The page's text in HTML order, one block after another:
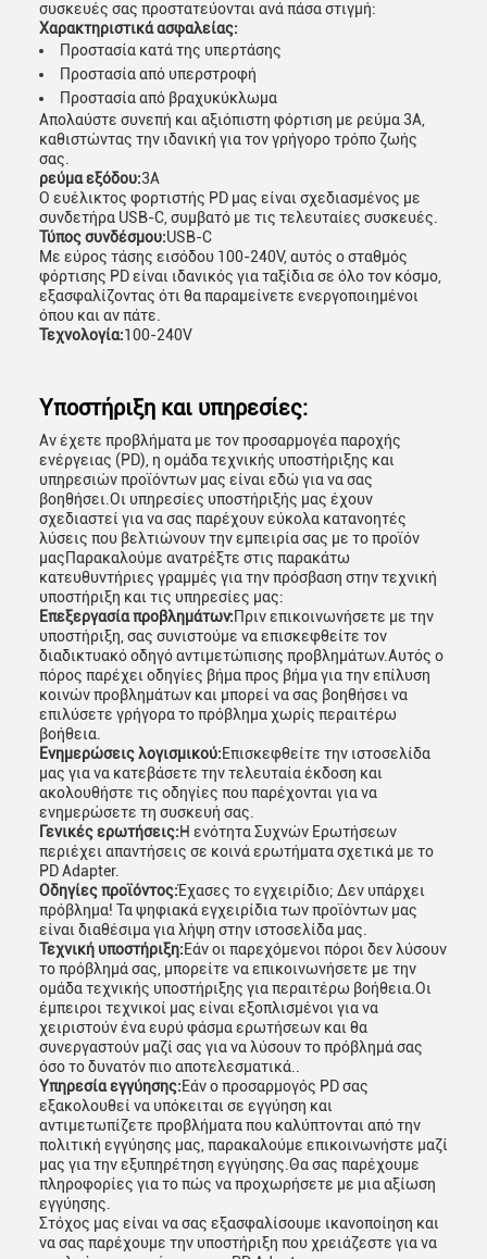
συσκευές σας προστατεύονται ανά πάσα στιγμή:
Χαρακτηριστικά ασφαλείας:
Προστασία κατά της υπερτάσης
Προστασία από υπερστροφή
Προστασία από βραχυκύκλωμα
Απολαύστε συνεπή και αξιόπιστη φόρτιση με ρεύμα 3A,
καθιστώντας την ιδανική για τον γρήγορο τρόπο ζωής
σας.
ρεύμα εξόδου:3Α
Ο ευέλικτος φορτιστής PD μας είναι σχεδιασμένος με
συνδετήρα USB-C, συμβατό με τις τελευταίες συσκευές.
Τύπος συνδέσμου:USB-C
Με εύρος τάσης εισόδου 100-240V, αυτός ο σταθμός
φόρτισης PD είναι ιδανικός για ταξίδια σε όλο τον κόσμο,
εξασφαλίζοντας ότι θα παραμείνετε ενεργοποιημένοι
όπου και αν πάτε.
Τεχνολογία:100-240V
Υποστήριξη και υπηρεσίες:
Αν έχετε προβλήματα με τον προσαρμογέα παροχής
ενέργειας (PD), η ομάδα τεχνικής υποστήριξης και
υπηρεσιών προϊόντων μας είναι εδώ για να σας
βοηθήσει.Οι υπηρεσίες υποστήριξής μας έχουν
σχεδιαστεί για να σας παρέχουν εύκολα κατανοητές
λύσεις που βελτιώνουν την εμπειρία σας με το προϊόν
μαςΠαρακαλούμε ανατρέξτε στις παρακάτω
κατευθυντήριες γραμμές για την πρόσβαση στην τεχνική
υποστήριξη και τις υπηρεσίες μας:
Επεξεργασία προβλημάτων:Πριν επικοινωνήσετε με την
υποστήριξη, σας συνιστούμε να επισκεφθείτε τον
διαδικτυακό οδηγό αντιμετώπισης προβλημάτων.Αυτός ο
πόρος παρέχει οδηγίες βήμα προς βήμα για την επίλυση
κοινών προβλημάτων και μπορεί να σας βοηθήσει να
επιλύσετε γρήγορα το πρόβλημα χωρίς περαιτέρω
βοήθεια.
Ενημερώσεις λογισμικού:Επισκεφθείτε την ιστοσελίδα
μας για να κατεβάσετε την τελευταία έκδοση και
ακολουθήστε τις οδηγίες που παρέχονται για να
ενημερώσετε τη συσκευή σας.
Γενικές ερωτήσεις:Η ενότητα Συχνών Ερωτήσεων
περιέχει απαντήσεις σε κοινά ερωτήματα σχετικά με το
PD Adapter.
Οδηγίες προϊόντος:Έχασες το εγχειρίδιο; Δεν υπάρχει
πρόβλημα! Τα ψηφιακά εγχειρίδια των προϊόντων μας
είναι διαθέσιμα για λήψη στην ιστοσελίδα μας.
Τεχνική υποστήριξη:Εάν οι παρεχόμενοι πόροι δεν λύσουν
το πρόβλημά σας, μπορείτε να επικοινωνήσετε με την
ομάδα τεχνικής υποστήριξης για περαιτέρω βοήθεια.Οι
έμπειροι τεχνικοί μας είναι εξοπλισμένοι για να
χειριστούν ένα ευρύ φάσμα ερωτήσεων και θα
συνεργαστούν μαζί σας για να λύσουν το πρόβλημά σας
όσο το δυνατόν πιο αποτελεσματικά..
Υπηρεσία εγγύησης:Εάν ο προσαρμογός PD σας
εξακολουθεί να υπόκειται σε εγγύηση και
αντιμετωπίζετε προβλήματα που καλύπτονται από την
πολιτική εγγύησης μας, παρακαλούμε επικοινωνήστε μαζί
μας για την εξυπηρέτηση εγγύησης.Θα σας παρέχουμε
πληροφορίες για το πώς να προχωρήσετε με μια αξίωση
εγγύησης.
Στόχος μας είναι να σας εξασφαλίσουμε ικανοποίηση και
να σας παρέχουμε την υποστήριξη που χρειάζεστε για να